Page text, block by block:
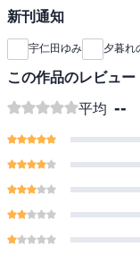
新刊通知
宇仁田ゆみ 夕暮れ
この作品のレビュー
平均 --